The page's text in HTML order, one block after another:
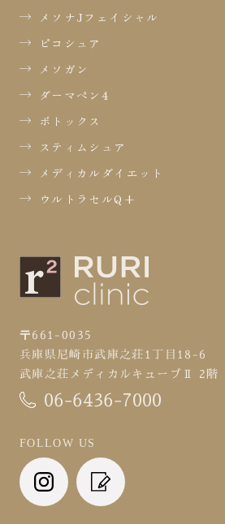
メソナJフェイシャル
ピコシュア
メソガン
ダーマペン4
ボトックス
スティムシュア
メディカルダイエット
ウルトラセルQ+
〒661-0035
兵庫県尼崎市武庫之荘1丁目18-6
武庫之荘メディカルキューブⅡ 2階
06-6436-7000
FOLLOW US